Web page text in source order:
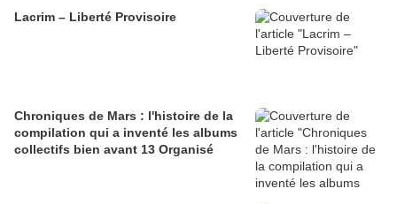
Lacrim – Liberté Provisoire
Chroniques de Mars : l'histoire de la
compilation qui a inventé les albums
collectifs bien avant 13 Organisé